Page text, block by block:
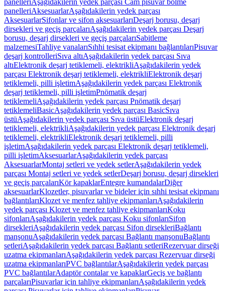
panelleriAşağıdakilerin yedek parçası Cam pisuvar bölme
panelleriAksesuarlarAşağıdakilerin yedek parçası
AksesuarlarSifonlar ve sifon aksesuarlarıDeşarj borusu, deşarj
dirsekleri ve geçiş parçalarıAşağıdakilerin yedek parçası Deşarj
borusu, deşarj dirsekleri ve geçiş parçalarıSabitleme
malzemesiTahliye vanalarıSıhhi tesisat ekipmanı bağlantılarıPisuvar
deşarj kontrolleriSıva altıAşağıdakilerin yedek parçası Sıva
altıElektronik deşarj tetiklemeli, elektrikliAşağıdakilerin yedek
parçası Elektronik deşarj tetiklemeli, elektrikliElektronik deşarj
tetiklemeli, pilli işletimAşağıdakilerin yedek parçası Elektronik
deşarj tetiklemeli, pilli işletimPnömatik deşarj
tetiklemeliAşağıdakilerin yedek parçası Pnömatik deşarj
tetiklemeliBasicAşağıdakilerin yedek parçası BasicSıva
üstüAşağıdakilerin yedek parçası Sıva üstüElektronik deşarj
tetiklemeli, elektrikliAşağıdakilerin yedek parçası Elektronik deşarj
tetiklemeli, elektrikliElektronik deşarj tetiklemeli, pilli
işletimAşağıdakilerin yedek parçası Elektronik deşarj tetiklemeli,
pilli işletimAksesuarlarAşağıdakilerin yedek parçası
AksesuarlarMontaj setleri ve yedek setlerAşağıdakilerin yedek
parçası Montaj setleri ve yedek setlerDeşarj borusu, deşarj dirsekleri
ve geçiş parçalarıKör kapaklarEntegre kumandalarDiğer
aksesuarlarKlozetler, pisuvarlar ve bideler için sıhhi tesisat ekipmanı
bağlantılarıKlozet ve menfez tahliye ekipmanlarıAşağıdakilerin
yedek parçası Klozet ve menfez tahliye ekipmanlarıKoku
sifonlarıAşağıdakilerin yedek parçası Koku sifonlarıSifon
dirsekleriAşağıdakilerin yedek parçası Sifon dirsekleriBağlantı
manşonuAşağıdakilerin yedek parçası Bağlantı manşonuBağlantı
setleriAşağıdakilerin yedek parçası Bağlantı setleriRezervuar dirseği
uzatma ekipmanlarıAşağıdakilerin yedek parçası Rezervuar dirseği
uzatma ekipmanlarıPVC bağlantılarAşağıdakilerin yedek parçası
PVC bağlantılarAdaptör contalar ve kapaklarGeçiş ve bağlantı
parçalarıPisuvarlar için tahliye ekipmanlarıAşağıdakilerin yedek